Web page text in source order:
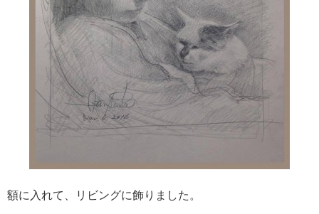
額に入れて、リビングに飾りました。